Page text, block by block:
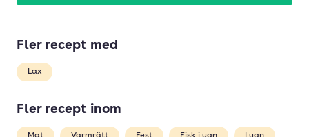
Fler recept med
Lax
Fler recept inom